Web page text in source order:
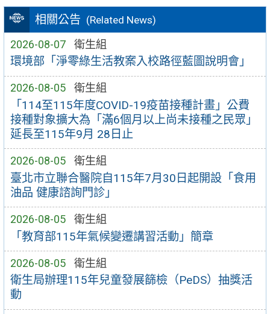
相關公告 (Related News)
2026-08-07 衛生組
環境部「淨零綠生活教案入校路徑藍圖說明會」
2026-08-05 衛生組
「114至115年度COVID-19疫苗接種計畫」公費
接種對象擴大為「滿6個月以上尚未接種之民眾」
延長至115年9月 28日止
2026-08-05 衛生組
臺北市立聯合醫院自115年7月30日起開設「食用
油品 健康諮詢門診」
2026-08-05 衛生組
「教育部115年氣候變遷講習活動」簡章
2026-08-05 衛生組
衛生局辦理115年兒童發展篩檢（PeDS）抽獎活
動